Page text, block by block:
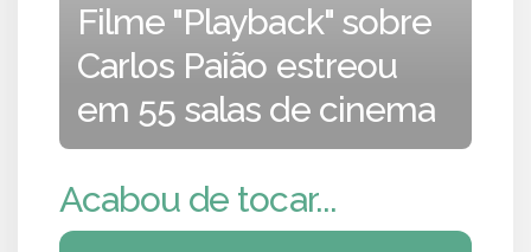
Filme "Playback" sobre
Carlos Paião estreou
em 55 salas de cinema
Acabou de tocar...